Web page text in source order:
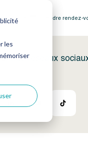
les
contacter Prendre rendez-
nos réseaux